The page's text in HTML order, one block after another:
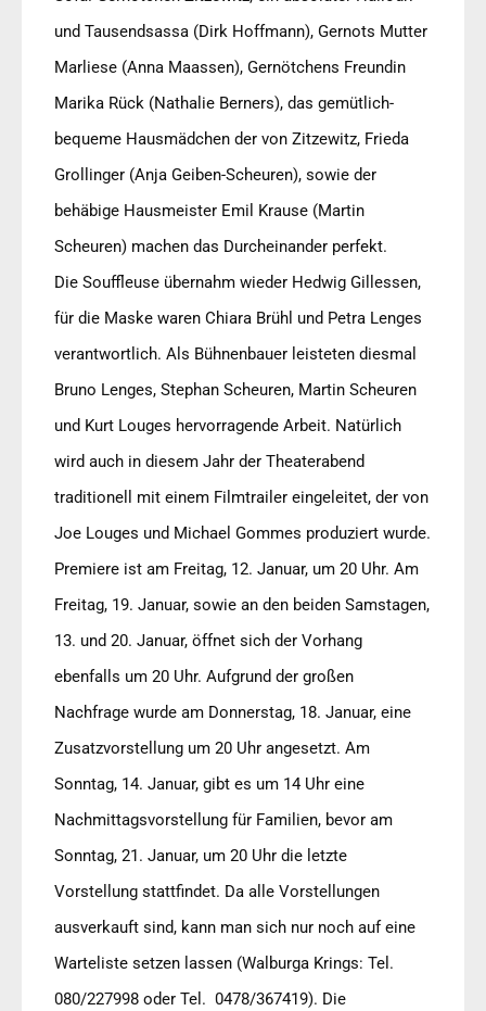
und Tausendsassa (Dirk Hoffmann), Gernots Mutter
Marliese (Anna Maassen), Gernötchens Freundin
Marika Rück (Nathalie Berners), das gemütlich-
bequeme Hausmädchen der von Zitzewitz, Frieda
Grollinger (Anja Geiben-Scheuren), sowie der
behäbige Hausmeister Emil Krause (Martin
Scheuren) machen das Durcheinander perfekt.
Die Souffleuse übernahm wieder Hedwig Gillessen,
für die Maske waren Chiara Brühl und Petra Lenges
verantwortlich. Als Bühnenbauer leisteten diesmal
Bruno Lenges, Stephan Scheuren, Martin Scheuren
und Kurt Louges hervorragende Arbeit. Natürlich
wird auch in diesem Jahr der Theaterabend
traditionell mit einem Filmtrailer eingeleitet, der von
Joe Louges und Michael Gommes produziert wurde.
Premiere ist am Freitag, 12. Januar, um 20 Uhr. Am
Freitag, 19. Januar, sowie an den beiden Samstagen,
13. und 20. Januar, öffnet sich der Vorhang
ebenfalls um 20 Uhr. Aufgrund der großen
Nachfrage wurde am Donnerstag, 18. Januar, eine
Zusatzvorstellung um 20 Uhr angesetzt. Am
Sonntag, 14. Januar, gibt es um 14 Uhr eine
Nachmittagsvorstellung für Familien, bevor am
Sonntag, 21. Januar, um 20 Uhr die letzte
Vorstellung stattfindet. Da alle Vorstellungen
ausverkauft sind, kann man sich nur noch auf eine
Warteliste setzen lassen (Walburga Krings: Tel.
080/227998 oder Tel. 0478/367419). Die